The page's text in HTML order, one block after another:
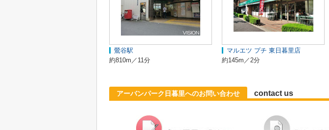
鶯谷駅
約810m／11分
マルエツ プチ 東日暮里店
約145m／2分
アーバンパーク日暮里へのお問い合わせ contact us